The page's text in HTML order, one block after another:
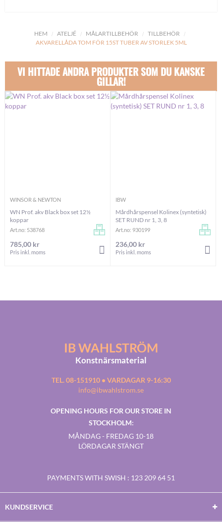
HEM ATELJÉ MÅLARTILLBEHÖR
TILLBEHÖR
AKVARELLÅDA TOM FÖR 15ST TUBER AV STORLEK 5ML
VI HITTADE ANDRA PRODUKTER SOM DU KANSKE
GILLAR!
WINSOR & NEWTON
WN Prof. akv Black box set 12½
koppar
Art.no: 538768
785,00 kr
Pris inkl. moms LÄGG I VARUKORGEN
IBW
Mårdhårspensel Kolinex (syntetisk)
SET RUND nr 1, 3, 8
Art.no: 930199
236,00 kr
Pris inkl. moms
IB WAHLSTRÖM
Konstnärsmaterial
TEL. 08-151910 • VARDAGAR 9-16:30
info@ibwahlstrom.se
OPENING HOURS FOR OUR STORE IN
STOCKHOLM:
MÅNDAG - FREDAG 10-18
LÖRDAGAR STÄNGT
PAYMENTS WITH SWISH : 123 209 64 51
KUNDSERVICE